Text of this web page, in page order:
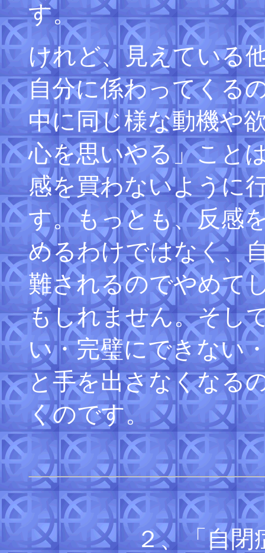
す。
けれど、見えている
自分に係わってくる
中に同じ様な動機や
心を思いやる」こと
感を買わないように
す。もっとも、反感
めるわけではなく、
難されるのでやめて
もしれません。そし
い・完璧にできない
と手を出さなくなる
くのです。
２、「自